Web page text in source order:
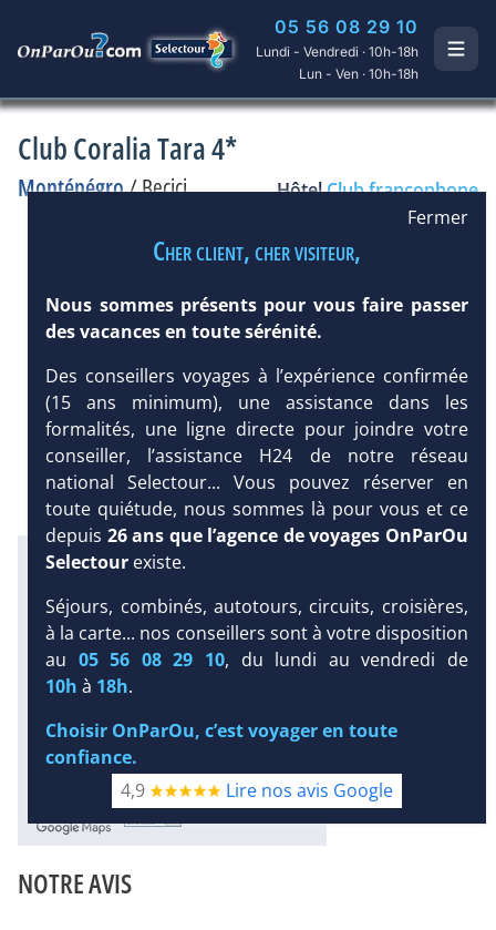
05 56 08 29 10
Lundi - Vendredi · 10h-18h
Lun - Ven · 10h-18h
Club Coralia Tara 4*
Monténégro/Becici HôtelClub francophone
Infos météo :
Infos plages :
Dist.Distance:
200 m
Long.
Longueur:
227
Tx:8 % Tx :64 %
Diaporama
NOTRE AVIS
Fermer
Cher client, cher visiteur,
Nous sommes présents pour vous faire passer
des vacances en toute sérénité.
Des conseillers voyages à l’expérience confirmée
(15 ans minimum), une assistance dans les
formalités, une ligne directe pour joindre votre
conseiller, l’assistance H24 de notre réseau
national Selectour... Vous pouvez réserver en
toute quiétude, nous sommes là pour vous et ce
depuis 26 ans que l’agence de voyages OnParOu
Selectour existe.
Séjours, combinés, autotours, circuits, croisières,
à la carte... nos conseillers sont à votre disposition
au 05 56 08 29 10, du lundi au vendredi de
10h à 18h.
Choisir OnParOu, c’est voyager en toute
confiance.
4,9
Lire nos avis Google